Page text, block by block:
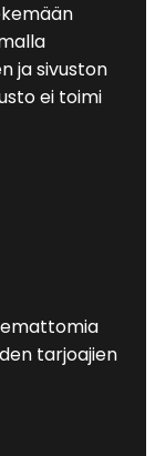
ja sivuston
ei toimi
tarjoajien